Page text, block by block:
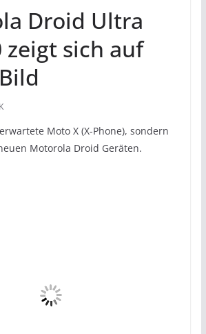
Droid Ultra
zeigt sich auf
Moto X (X-Phone), sondern
Motorola Droid Geräten.